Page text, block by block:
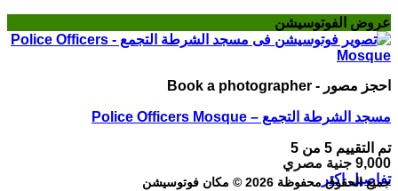
عروض الفوتوسيشن
احجز مصور - Book a photographer
مسجد الشرطة التجمع – Police Officers Mosque
تم التقييم 5 من 5
9,000 جنية مصري
تفاصيل اكتر
جميع الحقوق محفوظة 2026 © مكان فوتوسيشن